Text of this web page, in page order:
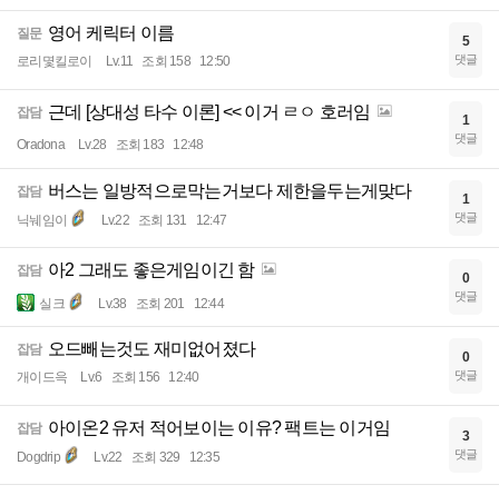
질문 영어 케릭터 이름
로리몇킬로이 Lv.11 조회 158 12:50
5
댓글
잡담 근데 [상대성 타수 이론] << 이거 ㄹㅇ 호러임
Oradona Lv.28 조회 183 12:48
1
댓글
잡담 버스는 일방적으로막는거보다 제한을두는게맞다
닉눼임이 Lv.22 조회 131 12:47
1
댓글
잡담 아2 그래도 좋은게임이긴 함
실크 Lv.38 조회 201 12:44
0
댓글
잡담 오드빼는것도 재미없어졌다
개이드윽 Lv.6 조회 156 12:40
0
댓글
잡담 아이온2 유저 적어보이는 이유? 팩트는 이거임
Dogdrip Lv.22 조회 329 12:35
3
댓글